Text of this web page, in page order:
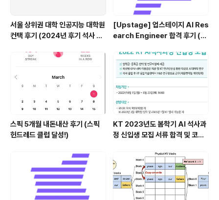
서울 상위권 대학 인공지능 대학원
컨택 후기 (2024년 후기 석사 지
[Upstage] 업스테이지 AI Res
earch Engineer 합격 후기 (정
스픽 5개월 내돈내산 후기 (스픽
헌드레드 클럽 달성!)
KT 2023년도 봄학기 AI 석사과
정 신입생 모집 서류 합격 및 코딩